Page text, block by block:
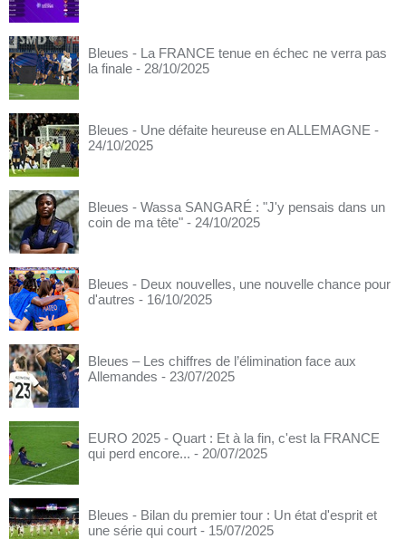
Bleues - La FRANCE tenue en échec ne verra pas
la finale - 28/10/2025
Bleues - Une défaite heureuse en ALLEMAGNE -
24/10/2025
Bleues - Wassa SANGARÉ : "J'y pensais dans un
coin de ma tête" - 24/10/2025
Bleues - Deux nouvelles, une nouvelle chance pour
d'autres - 16/10/2025
Bleues – Les chiffres de l’élimination face aux
Allemandes - 23/07/2025
EURO 2025 - Quart : Et à la fin, c'est la FRANCE
qui perd encore... - 20/07/2025
Bleues - Bilan du premier tour : Un état d'esprit et
une série qui court - 15/07/2025